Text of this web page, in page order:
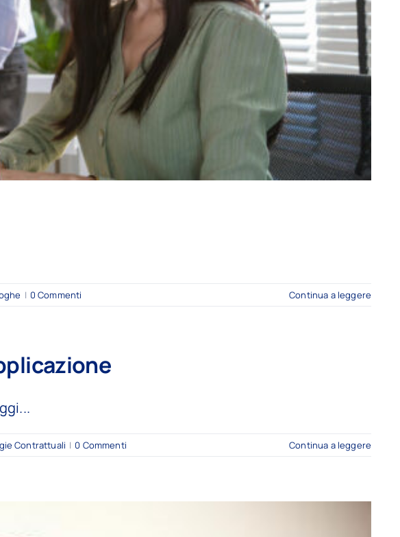
| 0 Commenti Continua a leggere
Contrattuali | 0 Commenti Continua a leggere